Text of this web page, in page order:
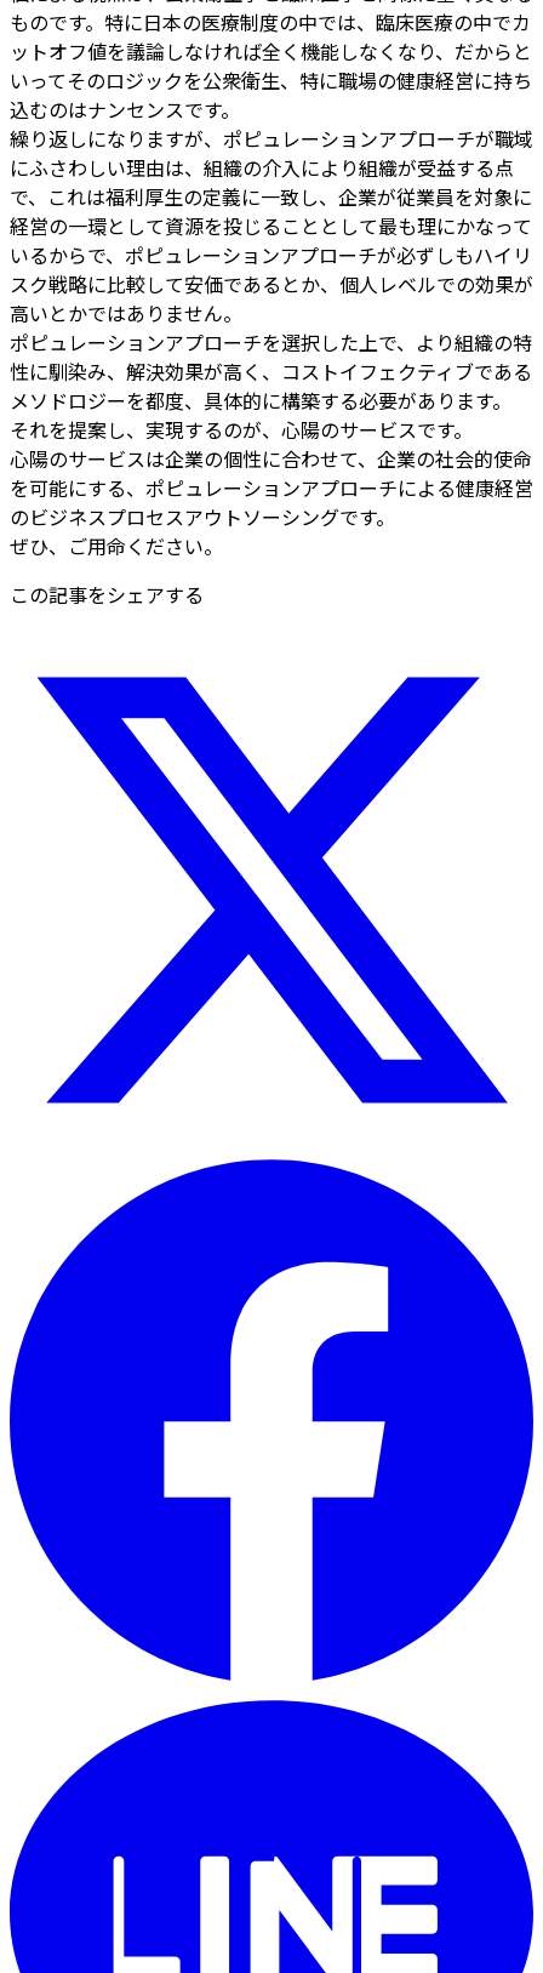
ものです。特に日本の医療制度の中では、臨床医療の中でカ
ットオフ値を議論しなければ全く機能しなくなり、だからと
いってそのロジックを公衆衛生、特に職場の健康経営に持ち
込むのはナンセンスです。
繰り返しになりますが、ポピュレーションアプローチが職域
にふさわしい理由は、組織の介入により組織が受益する点
で、これは福利厚生の定義に一致し、企業が従業員を対象に
経営の一環として資源を投じることとして最も理にかなって
いるからで、ポピュレーションアプローチが必ずしもハイリ
スク戦略に比較して安価であるとか、個人レベルでの効果が
高いとかではありません。
ポピュレーションアプローチを選択した上で、より組織の特
性に馴染み、解決効果が高く、コストイフェクティブである
メソドロジーを都度、具体的に構築する必要があります。
それを提案し、実現するのが、心陽のサービスです。
心陽のサービスは企業の個性に合わせて、企業の社会的使命
を可能にする、ポピュレーションアプローチによる健康経営
のビジネスプロセスアウトソーシングです。
ぜひ、ご用命ください。
この記事をシェアする